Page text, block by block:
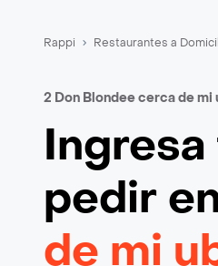
Rappi Restaurantes a
2 Don Blondee cerca de mi
pedir
de mi